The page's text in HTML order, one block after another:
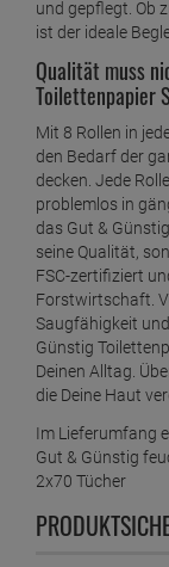
und gepflegt. Ob
ist der ideale
Qualität muss
Toilettenpapier
Mit 8 Rollen in
den Bedarf der
decken. Jede
problemlos in
das Gut &
seine Qualität,
FSC-zertifiziert
Forstwirtschaft.
Saugfähigkeit
Günstig
Deinen Alltag.
die Deine Haut
Im Lieferumfang
Gut & Günstig
2x70 Tücher